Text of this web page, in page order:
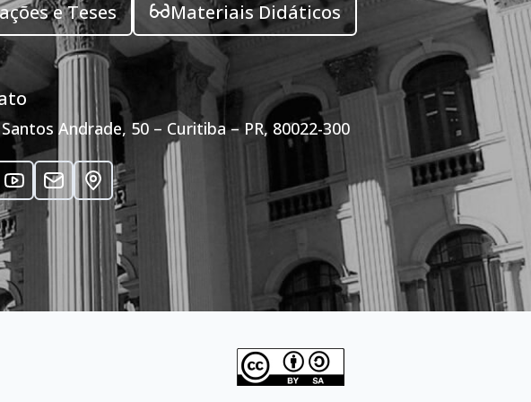
e Teses Materiais Didáticos
Andrade, 50 – Curitiba – PR, 80022-300